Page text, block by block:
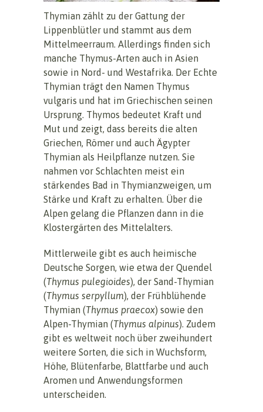
Thymian zählt zu der Gattung der
Lippenblütler und stammt aus dem
Mittelmeerraum. Allerdings finden sich
manche Thymus-Arten auch in Asien
sowie in Nord- und Westafrika. Der Echte
Thymian trägt den Namen Thymus
vulgaris und hat im Griechischen seinen
Ursprung. Thymos bedeutet Kraft und
Mut und zeigt, dass bereits die alten
Griechen, Römer und auch Ägypter
Thymian als Heilpflanze nutzen. Sie
nahmen vor Schlachten meist ein
stärkendes Bad in Thymianzweigen, um
Stärke und Kraft zu erhalten. Über die
Alpen gelang die Pflanzen dann in die
Klostergärten des Mittelalters.
Mittlerweile gibt es auch heimische
Deutsche Sorgen, wie etwa der Quendel
(Thymus pulegioides), der Sand-Thymian
(Thymus serpyllum), der Frühblühende
Thymian (Thymus praecox) sowie den
Alpen-Thymian (Thymus alpinus). Zudem
gibt es weltweit noch über zweihundert
weitere Sorten, die sich in Wuchsform,
Höhe, Blütenfarbe, Blattfarbe und auch
Aromen und Anwendungsformen
unterscheiden.